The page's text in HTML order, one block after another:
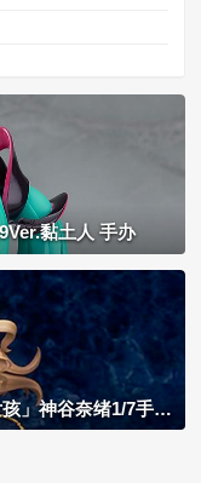
黏土人 手办
谷奈绪1/7手办开订